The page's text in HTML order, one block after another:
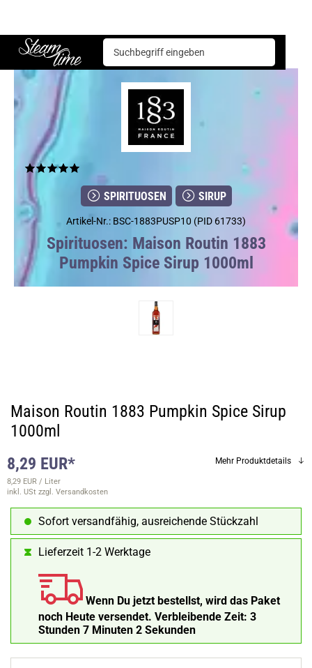
Steam time
Spirituosen Maison Routin 1883 Pumpkin Spice Sirup 1000ml
SPIRITUOSEN SIRUP
Artikel-Nr.: BSC-1883PUSP10 (PID 61733)
Spirituosen: Maison Routin 1883
Pumpkin Spice Sirup 1000ml
Maison Routin 1883 Pumpkin Spice Sirup
1000ml
8,29 EUR*
8,29 EUR / Liter
inkl. USt zzgl. Versandkosten
Mehr Produktdetails
Sofort versandfähig, ausreichende Stückzahl
Lieferzeit 1-2 Werktage
Wenn Du jetzt bestellst, wird das Paket
noch Heute versendet. Verbleibende Zeit: 3
Stunden 7 Minuten 1 Sekunde